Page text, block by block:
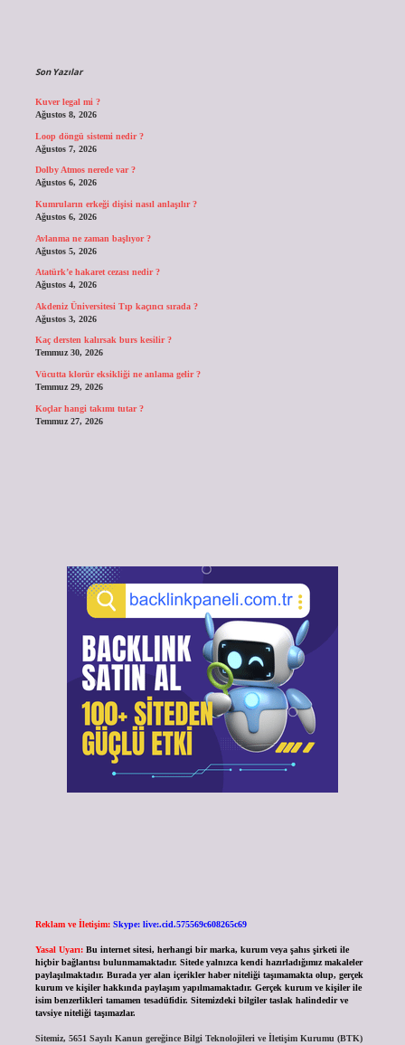
Son Yazılar
Kuver legal mi ?
Ağustos 8, 2026
Loop döngü sistemi nedir ?
Ağustos 7, 2026
Dolby Atmos nerede var ?
Ağustos 6, 2026
Kumruların erkeği dişisi nasıl anlaşılır ?
Ağustos 6, 2026
Avlanma ne zaman başlıyor ?
Ağustos 5, 2026
Atatürk’e hakaret cezası nedir ?
Ağustos 4, 2026
Akdeniz Üniversitesi Tıp kaçıncı sırada ?
Ağustos 3, 2026
Kaç dersten kalırsak burs kesilir ?
Temmuz 30, 2026
Vücutta klorür eksikliği ne anlama gelir ?
Temmuz 29, 2026
Koçlar hangi takımı tutar ?
Temmuz 27, 2026
Reklam ve İletişim: Skype: live:.cid.575569c608265c69
Yasal Uyarı: Bu internet sitesi, herhangi bir marka, kurum veya şahıs şirketi ile
hiçbir bağlantısı bulunmamaktadır. Sitede yalnızca kendi hazırladığımız makaleler
paylaşılmaktadır. Burada yer alan içerikler haber niteliği taşımamakta olup, gerçek
kurum ve kişiler hakkında paylaşım yapılmamaktadır. Gerçek kurum ve kişiler ile
isim benzerlikleri tamamen tesadüfidir. Sitemizdeki bilgiler taslak halindedir ve
tavsiye niteliği taşımazlar.
Sitemiz, 5651 Sayılı Kanun gereğince Bilgi Teknolojileri ve İletişim Kurumu (BTK)